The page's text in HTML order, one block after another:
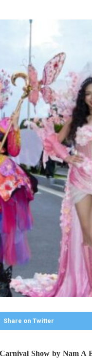
Share on Twitter
Show by Nam